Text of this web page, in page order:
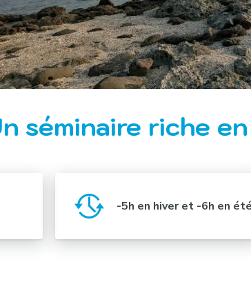
séminaire riche
-5h en hiver et -6h en été